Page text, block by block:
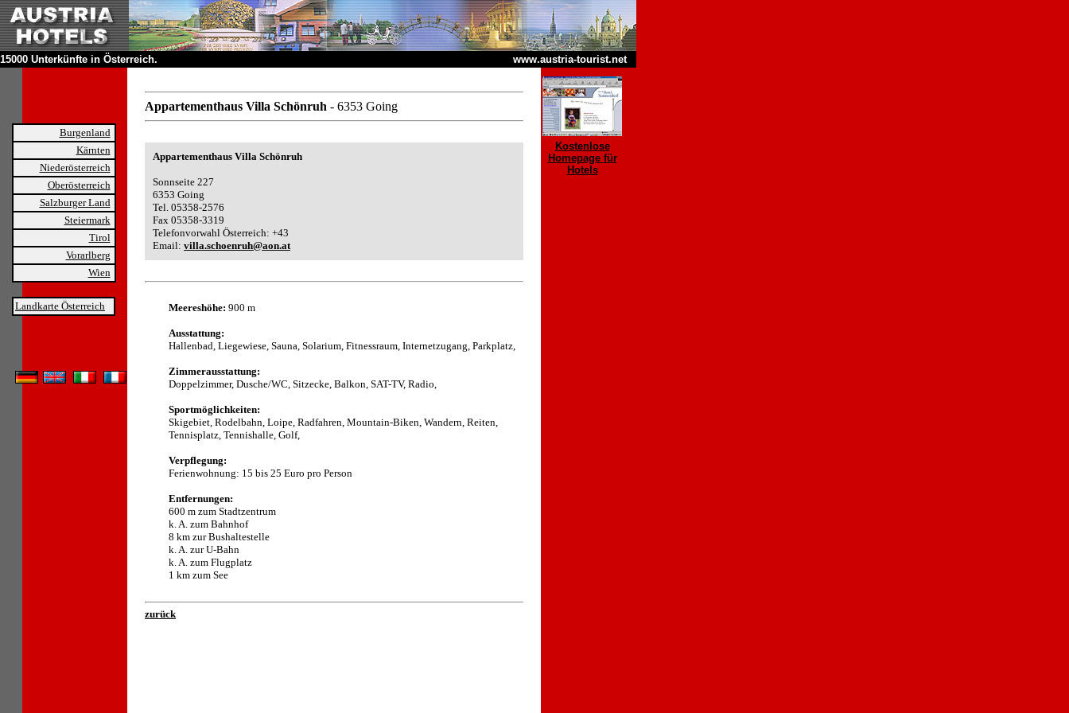
15000 Unterkünfte in Österreich. www.austria-tourist.net
Burgenland
Kärnten
Niederösterreich
Oberösterreich
Salzburger Land
Steiermark
Tirol
Vorarlberg
Wien
Landkarte Österreich
Appartementhaus Villa Schönruh - 6353 Going
Appartementhaus Villa Schönruh
Sonnseite 227
6353 Going
Tel. 05358-2576
Fax 05358-3319
Telefonvorwahl Österreich: +43
Email: villa.schoenruh@aon.at
Meereshöhe: 900 m
Ausstattung:
Hallenbad, Liegewiese, Sauna, Solarium, Fitnessraum, Internetzugang, Parkplatz,
Zimmerausstattung:
Doppelzimmer, Dusche/WC, Sitzecke, Balkon, SAT-TV, Radio,
Sportmöglichkeiten:
Skigebiet, Rodelbahn, Loipe, Radfahren, Mountain-Biken, Wandern, Reiten,
Tennisplatz, Tennishalle, Golf,
Verpflegung:
Ferienwohnung: 15 bis 25 Euro pro Person
Entfernungen:
600 m zum Stadtzentrum
k. A. zum Bahnhof
8 km zur Bushaltestelle
k. A. zur U-Bahn
k. A. zum Flugplatz
1 km zum See
zurück
Kostenlose
Homepage für
Hotels